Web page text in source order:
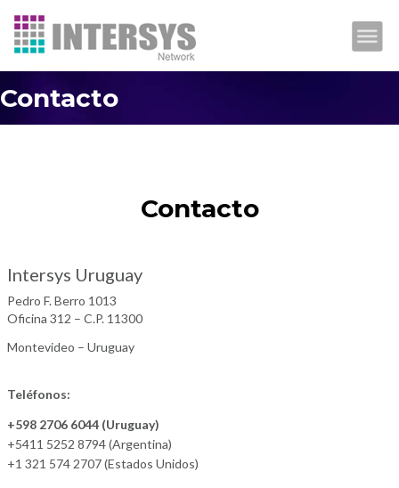
HOME
CORREO
EMPRESA
SOPORTE
CONTACTO
Contacto
Contacto
Intersys Uruguay
Pedro F. Berro 1013
Oficina 312 – C.P. 11300
Montevideo – Uruguay
Teléfonos:
+598 2706 6044 (Uruguay)
+5411 5252 8794 (Argentina)
+1 321 574 2707 (Estados Unidos)